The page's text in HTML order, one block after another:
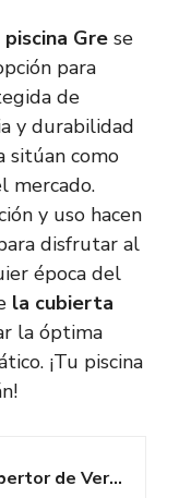
Gre se
para
de
y durabilidad
sitúan como
mercado.
y uso hacen
disfrutar al
época del
la cubierta
la óptima
¡Tu piscina
Gre CPROV610 - Cobertor de Verano para Piscina Ovalada de 610 x 375 cms,...